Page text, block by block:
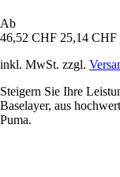
Ab
46,52 CHF 25,14 CHF
inkl. MwSt. zzgl.
Steigern Sie Ihre
Baselayer, aus
Puma.